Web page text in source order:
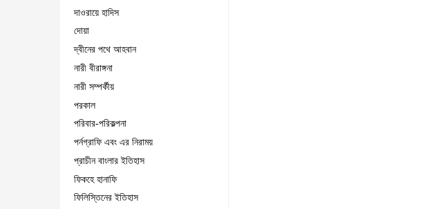
দাওরায়ে হাদিস
দোয়া
দ্বীনের পথে আহবান
নারী বীরাঙ্গনা
নারী সম্পর্কীয়
পরকাল
পরিবার-পরিকল্পনা
পর্নগ্রাফি এবং এর নিরাময়
প্রাচীন বাংলার ইতিহাস
ফিকহে হানাফি
ফিলিস্তিনের ইতিহাস